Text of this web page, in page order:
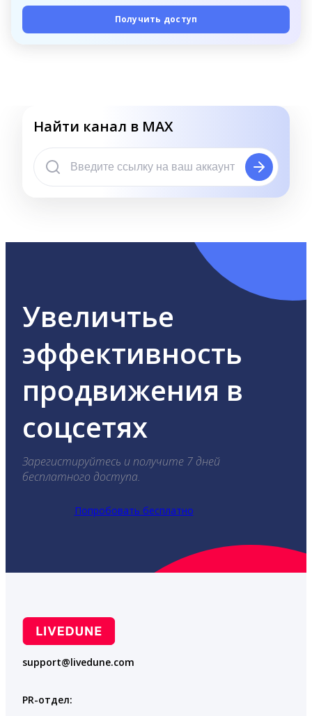
Получить доступ
Найти канал в MAX
Увеличтье
эффективность
продвижения в
соцсетях
Зарегистируйтесь и получите 7 дней
бесплатного доступа.
Попробовать бесплатно
support@livedune.com
PR-отдел: